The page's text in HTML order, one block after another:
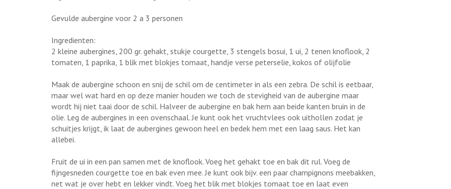
Gevulde aubergine voor 2 a 3 personen
Ingredienten:
2 kleine aubergines, 200 gr. gehakt, stukje courgette, 3 stengels bosui, 1 ui, 2 tenen knoflook, 2
tomaten, 1 paprika, 1 blik met blokjes tomaat, handje verse peterselie, kokos of olijfolie
Maak de aubergine schoon en snij de schil om de centimeter in als een zebra. De schil is eetbaar,
maar wel wat hard en op deze manier houden we toch de stevigheid van de aubergine maar
wordt hij niet taai door de schil. Halveer de aubergine en bak hem aan beide kanten bruin in de
olie. Leg de aubergines in een ovenschaal. Je kunt ook het vruchtvlees ook uithollen zodat je
schuitjes krijgt, ik laat de aubergines gewoon heel en bedek hem met een laag saus. Het kan
allebei.
Fruit de ui in een pan samen met de knoflook. Voeg het gehakt toe en bak dit rul. Voeg de
fijngesneden courgette toe en bak even mee. Je kunt ook bijv. een paar champignons meebakken,
net wat je over hebt en lekker vindt. Voeg het blik met blokjes tomaat toe en laat even